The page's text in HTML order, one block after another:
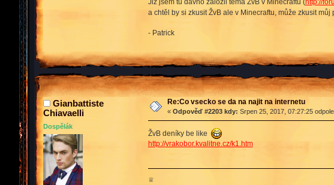
Již jsem tu dávno založil téma ŽvB v Minecraftu (http://
a chtěl by si zkusit ŽvB ale v Minecraftu, může zkusit můj
- Patrick
Gianbattiste
Chiavaelli
Dospělák
Re:Co vsecko se da na najit na internetu
« Odpověď #2203 kdy: Srpen 25, 2017, 07:27:25
ŽvB deníky be like
http://vrakobor.kvalitne.cz/k1.htm
♕